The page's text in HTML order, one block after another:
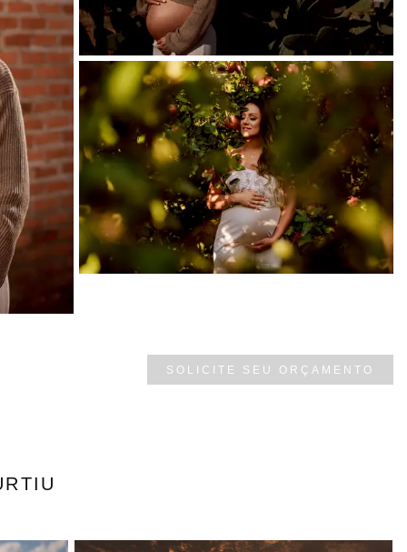
SOLICITE SEU ORÇAMENTO